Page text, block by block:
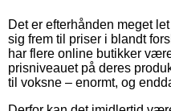
Det er efterhånden meget
sig frem til priser i blandt
har flere online butikker
prisniveauet på deres
til voksne – enormt, og